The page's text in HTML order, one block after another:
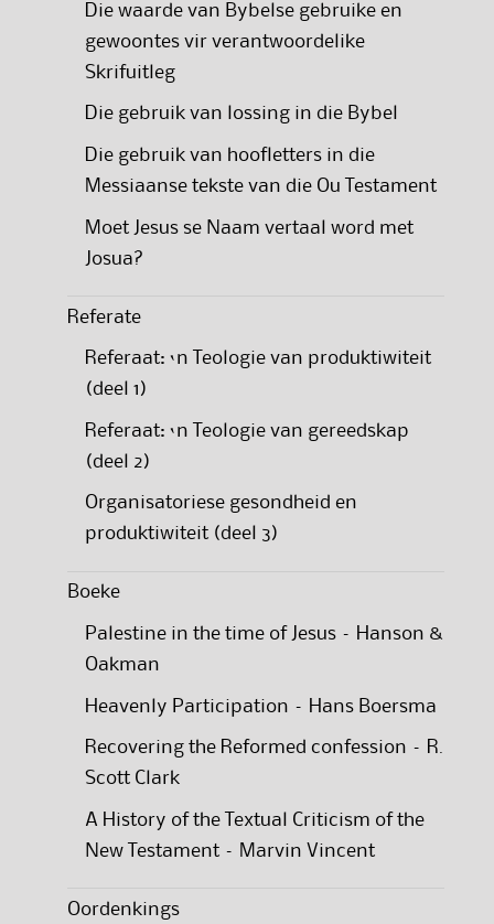
Die waarde van Bybelse gebruike en
gewoontes vir verantwoordelike
Skrifuitleg
Die gebruik van lossing in die Bybel
Die gebruik van hoofletters in die
Messiaanse tekste van die Ou Testament
Moet Jesus se Naam vertaal word met
Josua?
Referate
Referaat: ‘n Teologie van produktiwiteit
(deel 1)
Referaat: ‘n Teologie van gereedskap
(deel 2)
Organisatoriese gesondheid en
produktiwiteit (deel 3)
Boeke
Palestine in the time of Jesus – Hanson &
Oakman
Heavenly Participation – Hans Boersma
Recovering the Reformed confession – R.
Scott Clark
A History of the Textual Criticism of the
New Testament – Marvin Vincent
Oordenkings